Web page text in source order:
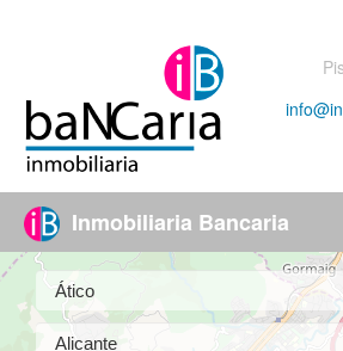
Inmobiliaria Bancaria